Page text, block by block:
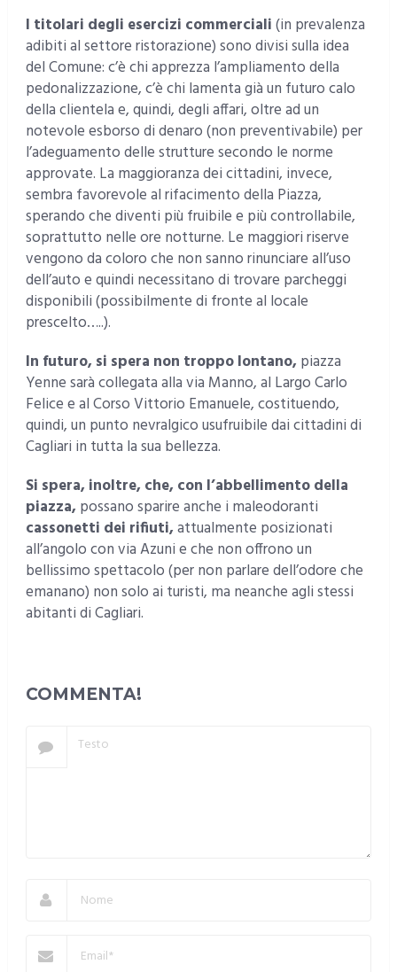
I titolari degli esercizi commerciali(in prevalenza
adibiti al settore ristorazione) sono divisi sulla idea
del Comune: c’è chi apprezza l’ampliamento della
pedonalizzazione, c’è chi lamenta già un futuro calo
della clientela e, quindi, degli affari, oltre ad un
notevole esborso di denaro (non preventivabile) per
l’adeguamento delle strutture secondo le norme
approvate. La maggioranza dei cittadini, invece,
sembra favorevole al rifacimento della Piazza,
sperando che diventi più fruibile e più controllabile,
soprattutto nelle ore notturne. Le maggiori riserve
vengono da coloro che non sanno rinunciare all’uso
dell’auto e quindi necessitano di trovare parcheggi
disponibili (possibilmente di fronte al locale
prescelto…..).
In futuro, si spera non troppo lontano, piazza
Yenne sarà collegata alla via Manno, al Largo Carlo
Felice e al Corso Vittorio Emanuele, costituendo,
quindi, un punto nevralgico usufruibile dai cittadini di
Cagliari in tutta la sua bellezza.
Si spera, inoltre, che, con l’abbellimento della
piazza, possano sparire anche i maleodoranti
cassonetti dei rifiuti,attualmente posizionati
all’angolo con via Azuni e che non offrono un
bellissimo spettacolo (per non parlare dell’odore che
emanano) non solo ai turisti, ma neanche agli stessi
abitanti di Cagliari.
COMMENTA!